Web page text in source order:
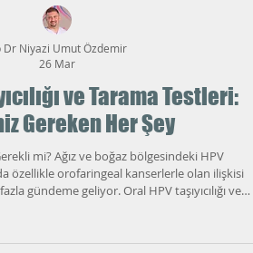
ve Tarama Testleri:
Gereken Her Şey
mi? Ağız ve boğaz bölgesindeki HPV
özellikle orofaringeal kanserlerle olan ilişkisi
gündeme geliyor. Oral HPV taşıyıcılığı ve
hem de anlaşılır bir dille konuyu detaylı
Dr Niyazi Umut Özdemir
26 Mar